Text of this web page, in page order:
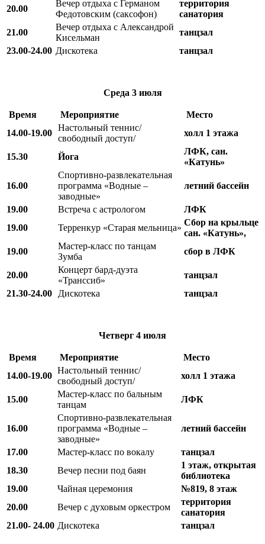
20.00
Вечер отдыха с Германом
Федотовским (саксофон)
территория
санатория
21.00
Вечер отдыха с Александрой
Кисельман
танцзал
23.00-24.00 Дискотека танцзал
Среда 3 июля
Время Мероприятие
Место
14.00-19.00
Настольный теннис/
свободный доступ/
холл 1 этажа
15.30 Йога
ЛФК, сан.
«Катунь»
16.00
Спортивно-развлекательная
программа «Водные –
заводные»
летний бассейн
19.00 Встреча с астрологом
ЛФК
19.00
Терренкур «Старая мельница»
Сбор на крыльце
сан. «Катунь»,
19.00
Мастер-класс по танцам
Зумба
сбор в ЛФК
20.00
Концерт бард-дуэта
«Транссиб»
танцзал
21.30-24.00
Дискотека танцзал
Четверг 4 июля
Время Мероприятие
Место
14.00-19.00
Настольный теннис/
свободный доступ/
холл 1 этажа
15.00
Мастер-класс по бальным
танцам
ЛФК
16.00
Спортивно-развлекательная
программа «Водные –
заводные»
летний бассейн
17.00 Мастер-класс по вокалу
танцзал
18.30
Вечер песни под баян
1 этаж, открытая
библиотека
19.00
Чайная церемония
№819, 8 этаж
20.00
Вечер с духовым оркестром
территория
санатория
21.00- 24.00 Дискотека танцзал